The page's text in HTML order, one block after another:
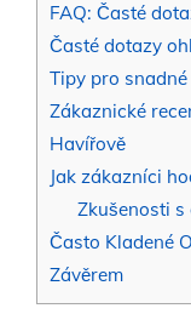
FAQ: Časté
Časté dotazy
Tipy pro
Zákaznické
Havířově
Jak zákazníci
Zkušenosti
Často Kladené
Závěrem